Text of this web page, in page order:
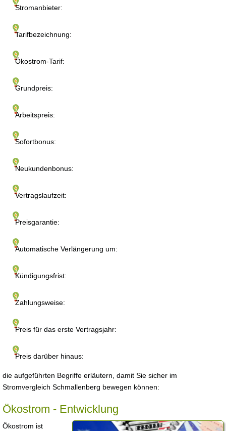
Stromanbieter:
Tarifbezeichnung:
Ökostrom-Tarif:
Grundpreis:
Arbeitspreis:
Sofortbonus:
Neukundenbonus:
Vertragslaufzeit:
Preisgarantie:
Automatische Verlängerung um:
Kündigungsfrist:
Zahlungsweise:
Preis für das erste Vertragsjahr:
Preis darüber hinaus:
die aufgeführten Begriffe erläutern, damit Sie sicher im
Stromvergleich Schmallenberg bewegen können:
Ökostrom - Entwicklung
Ökostrom ist